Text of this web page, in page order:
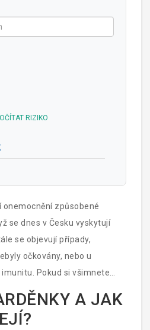
RIZIKO
onemocnění způsobené
se dnes v Česku vyskytují
se objevují případy,
očkovány, nebo u
Pokud si všimnete
a zvětšených
to automaticky, že je
mohou být nebezpečné,
A JAK